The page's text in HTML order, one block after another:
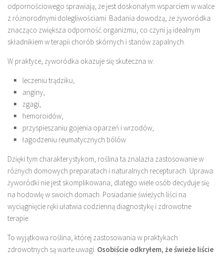
odpornościowego sprawiają, że jest doskonałym wsparciem w walce
z różnorodnymi dolegliwościami. Badania dowodzą, że żyworódka
znacząco zwiększa odporność organizmu, co czyni ją idealnym
składnikiem w terapii chorób skórnych i stanów zapalnych.
W praktyce, żyworódka okazuje się skuteczna w:
leczeniu trądziku,
anginy,
zgagi,
hemoroidów,
przyspieszaniu gojenia oparzeń i wrzodów,
łagodzeniu reumatycznych bólów.
Dzięki tym charakterystykom, roślina ta znalazła zastosowanie w
różnych domowych preparatach i naturalnych recepturach. Uprawa
żyworódki nie jest skomplikowana, dlatego wiele osób decyduje się
na hodowlę w swoich domach. Posiadanie świeżych liści na
wyciągnięcie ręki ułatwia codzienną diagnostykę i zdrowotne
terapie.
To wyjątkowa roślina, której zastosowania w praktykach
zdrowotnych są warte uwagi. Osobiście odkryłem, że świeże liście